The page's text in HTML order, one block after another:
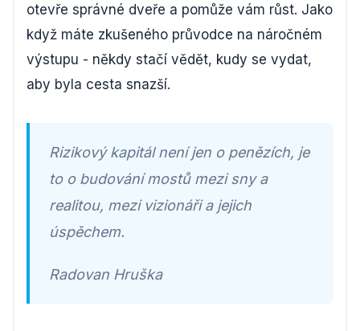
otevře správné dveře a pomůže vám růst. Jako
když máte zkušeného průvodce na náročném
výstupu - někdy stačí vědět, kudy se vydat,
aby byla cesta snazší.
Rizikový kapitál není jen o penězích, je
to o budování mostů mezi sny a
realitou, mezi vizionáři a jejich
úspěchem.
Radovan Hruška